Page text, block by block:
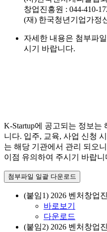
창업진흥원 : 044-410-
(재) 한국청년기업가정
자세한 내용은 첨부파
시기 바랍니다.
K-Startup에 공고되는 정보는
니다. 입주, 교육, 사업 신청
는 해당 기관에서 관리 되오니
이점 유의하여 주시기 바랍니
첨부파일 일괄 다운로드
(붙임1) 2026 벤처창업
바로보기
다운로드
(붙임2) 2026 벤처창업